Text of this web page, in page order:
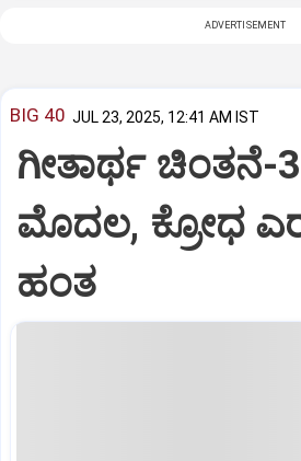
ADVERTISEMENT
BIG 40 JUL 23, 2025, 12:41 AM IST
ಗೀತಾರ್ಥ ಚಿಂತನೆ-
ಮೊದಲ, ಕ್ರೋಧ
ಹಂತ